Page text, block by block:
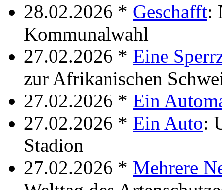
28.02.2026 * Geschafft:
Kommunalwahl
27.02.2026 * Eine
zur Afrikanischen
27.02.2026 * Ein
27.02.2026 * Ein Auto:
Stadion
27.02.2026 * Mehrere